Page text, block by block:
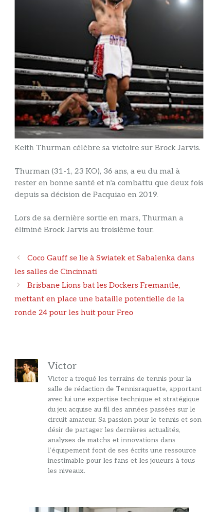
Keith Thurman célèbre sa victoire sur Brock Jarvis.
Thurman (31-1, 23 KO), 36 ans, a eu du mal à
rester en bonne santé et n'a combattu que deux fois
depuis sa décision de Pacquiao en 2019.
Lors de sa dernière sortie en mars, Thurman a
éliminé Brock Jarvis au troisième tour.
Navigation
des
articles
Coco Gauff se lie à Swiatek et Sabalenka dans
les salles de Cincinnati
Brisbane Lions bat les Dockers Fremantle,
mettant en place une bataille potentielle de la
ronde 24 pour les huit pour Freo
Victor
Victor a troqué les terrains de tennis pour la
salle de rédaction de Tennisraquette, apportant
avec lui une expertise technique et stratégique
du jeu acquise au fil des années passées sur le
circuit amateur. Sa passion pour le tennis et son
désir de partager les dernières actualités,
analyses de matchs et innovations dans
l’équipement font de ses écrits une ressource
inestimable pour les fans et les joueurs à tous
les niveaux.